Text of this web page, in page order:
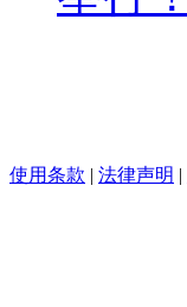
使用条款 | 法律声明 |